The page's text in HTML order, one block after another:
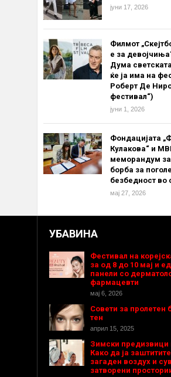
јуни 17, 2026
Филмот
е за
Дума
ќе ја има на
Роберт Де
фестивал“)
јуни 1, 2026
Фондацијата
Кулакова“ и
меморандум
борба за
безбедност во
мај 27, 2026
УБАВИНА
Фестивал на
за од 8 до 10 мај и
панели со
фармацевти
мај 6, 2026
Совети за пролетен
тен
април 15, 2025
Зимски предизвици
Како да ја
загаден воздух и
затворени